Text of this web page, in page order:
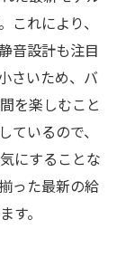
これにより、
音設計も注目
さいため、バ
を楽しむこと
いるので、
にすることな
った最新の給
す。